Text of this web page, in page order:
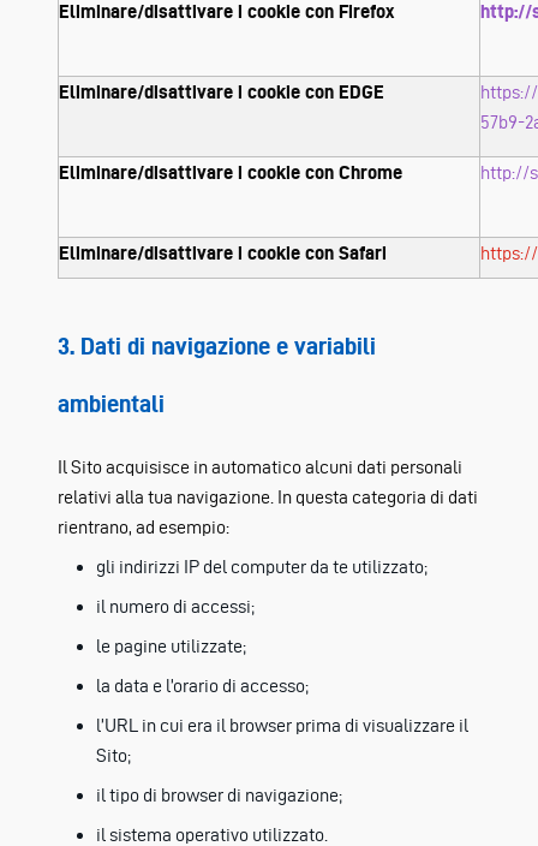
Eliminare/disattivare i cookie con Firefox
http://
Eliminare/disattivare i cookie con EDGE
57b9-
Eliminare/disattivare i cookie con Chrome http://
Eliminare/disattivare i cookie con Safari
3. Dati di navigazione e variabili
ambientali
Il Sito acquisisce in automatico alcuni dati personali
relativi alla tua navigazione. In questa categoria di dati
rientrano, ad esempio:
gli indirizzi IP del computer da te utilizzato;
il numero di accessi;
le pagine utilizzate;
la data e l’orario di accesso;
l’URL in cui era il browser prima di visualizzare il
Sito;
il tipo di browser di navigazione;
il sistema operativo utilizzato.